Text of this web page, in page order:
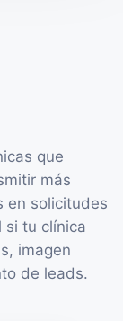
que
más
en solicitudes
si tu clínica
imagen
de leads.